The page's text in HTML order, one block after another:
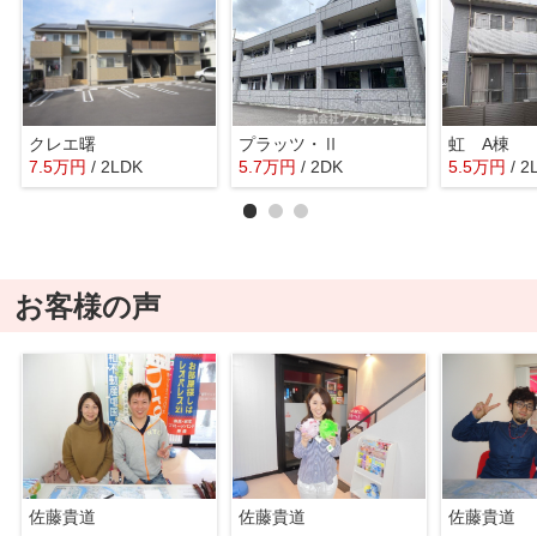
クレエ曙
7.5万円 / 2LDK
プラッツ・Ⅱ
5.7万円 / 2DK
虹 A棟
5.5万円 /
お客様の声
佐藤貴道 佐藤貴道 佐藤貴道